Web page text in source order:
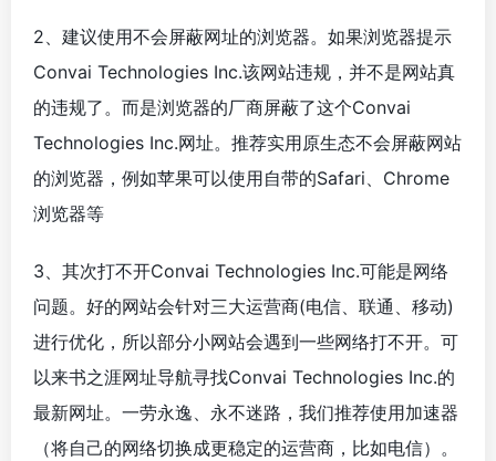
2、建议使用不会屏蔽网址的浏览器。如果浏览器提示
Convai Technologies Inc.该网站违规，并不是网站真
的违规了。而是浏览器的厂商屏蔽了这个Convai
Technologies Inc.网址。推荐实用原生态不会屏蔽网站
的浏览器，例如苹果可以使用自带的Safari、Chrome
浏览器等
3、其次打不开Convai Technologies Inc.可能是网络
问题。好的网站会针对三大运营商(电信、联通、移动)
进行优化，所以部分小网站会遇到一些网络打不开。可
以来书之涯网址导航寻找Convai Technologies Inc.的
最新网址。一劳永逸、永不迷路，我们推荐使用加速器
（将自己的网络切换成更稳定的运营商，比如电信）。